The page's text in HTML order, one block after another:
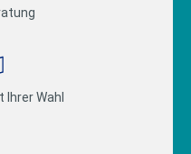
Ihrer Wahl